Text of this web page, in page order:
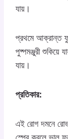
যায়।
প্রথমে আক্রান্ত
পুষ্পমঞ্জুরী শুকিয়ে
যায়।
প্রতিকার:
এই রোগ দমনে